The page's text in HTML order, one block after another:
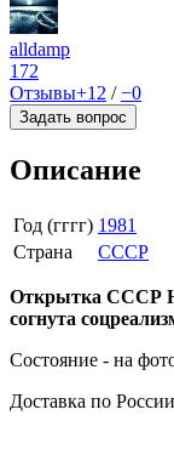
alldamp
172
Отзывы+12 /−0
Задать вопрос
Описание
Год (гггг) 1981
Страна
СССР
Открытка СССР
согнута
Состояние - на
Доставка по